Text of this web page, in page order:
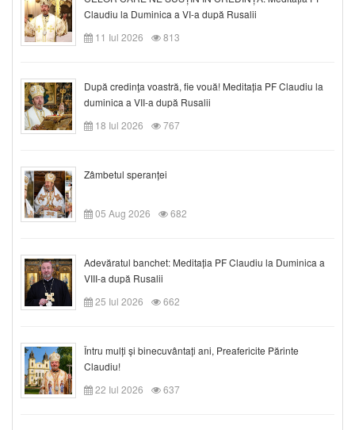
Claudiu la Duminica a VI-a după Rusalii
11 Iul 2026
813
După credinţa voastră, fie vouă! Meditația PF Claudiu la
duminica a VII-a după Rusalii
18 Iul 2026
767
Zâmbetul speranței
05 Aug 2026 682
Adevăratul banchet: Meditația PF Claudiu la Duminica a
VIII-a după Rusalii
25 Iul 2026
662
Întru mulți și binecuvântați ani, Preafericite Părinte
Claudiu!
22 Iul 2026
637